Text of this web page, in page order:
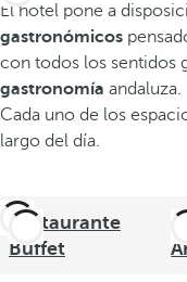
El hotel pone a
gastronómicos
con todos los sentidos
gastronomía andaluza.
Cada uno de los
largo del día.
Restaurante
Buffet